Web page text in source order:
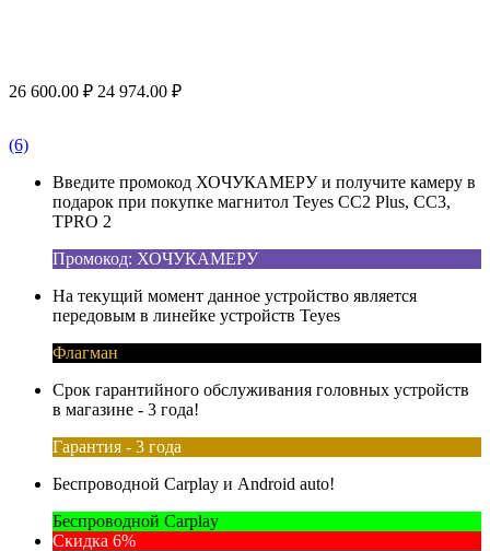
26 600.00 ₽ 24 974.00 ₽
(6)
Введите промокод ХОЧУКАМЕРУ и получите камеру в
подарок при покупке магнитол Teyes CC2 Plus, CC3,
TPRO 2
Промокод: ХОЧУКАМЕРУ
На текущий момент данное устройство является
передовым в линейке устройств Teyes
Флагман
Срок гарантийного обслуживания головных устройств
в магазине - 3 года!
Гарантия - 3 года
Беспроводной Carplay и Android auto!
Беспроводной Carplay
Скидка 6%